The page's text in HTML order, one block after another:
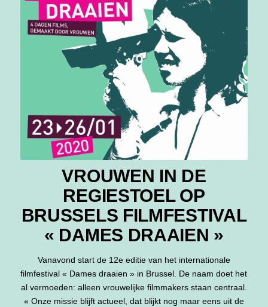
VROUWEN IN DE
REGIESTOEL OP
BRUSSELS FILMFESTIVAL
« DAMES DRAAIEN »
Vanavond start de 12e editie van het internationale
filmfestival « Dames draaien » in Brussel. De naam doet het
al vermoeden: alleen vrouwelijke filmmakers staan centraal.
« Onze missie blijft actueel, dat blijkt nog maar eens uit de